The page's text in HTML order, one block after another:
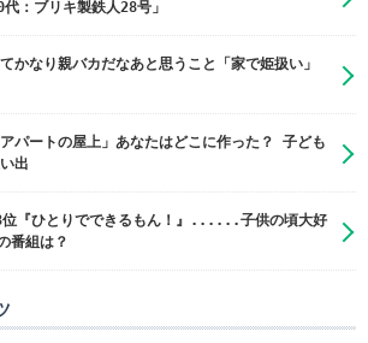
：ブリキ製鉄人28号」
かなり親バカだなあと思うこと「家で姫扱い」
アパートの屋上」あなたはどこに作った？ 子ども
出
位『ひとりでできるもん！』......子供の頃大好
番組は？